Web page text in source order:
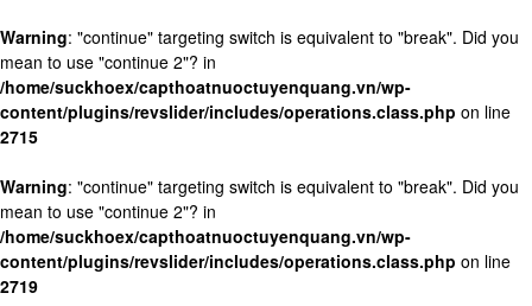
Warning: "continue" targeting switch is equivalent to "break". Did you
mean to use "continue 2"? in
/home/suckhoex/capthoatnuoctuyenquang.vn/wp-
content/plugins/revslider/includes/operations.class.php on line
2715
Warning: "continue" targeting switch is equivalent to "break". Did you
mean to use "continue 2"? in
/home/suckhoex/capthoatnuoctuyenquang.vn/wp-
content/plugins/revslider/includes/operations.class.php on line
2719